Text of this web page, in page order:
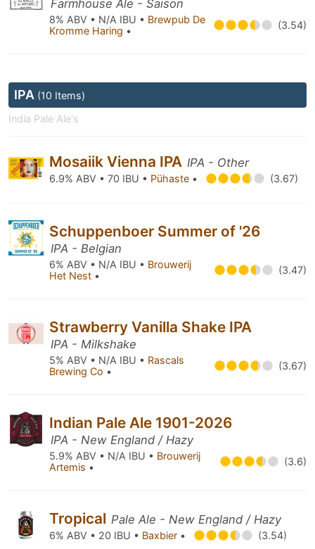
Farmhouse Ale - Saison
8% ABV • N/A IBU • Brewpub De
Kromme Haring • (3.54)
IPA (10 Items)
India Pale Ale's
Mosaiik Vienna IPA IPA - Other
6.9% ABV • 70 IBU • Pühaste • (3.67)
Schuppenboer Summer of '26
IPA - Belgian
6% ABV • N/A IBU • Brouwerij
Het Nest • (3.47)
Strawberry Vanilla Shake IPA
IPA - Milkshake
5% ABV • N/A IBU • Rascals
Brewing Co • (3.67)
Indian Pale Ale 1901-2026
IPA - New England / Hazy
5.9% ABV • N/A IBU • Brouwerij
Artemis • (3.6)
Tropical Pale Ale - New England / Hazy
6% ABV • 20 IBU • Baxbier • (3.54)